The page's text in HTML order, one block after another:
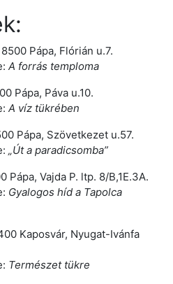
Pápa, Flórián u.7.
A forrás temploma
Pápa, Páva u.10.
A víz tükrében
Pápa, Szövetkezet u.57.
„Út a paradicsomba”
Pápa, Vajda P. ltp. 8/B,1E.3A.
Gyalogos híd a Tapolca
Kaposvár, Nyugat-Ivánfa
Természet tükre